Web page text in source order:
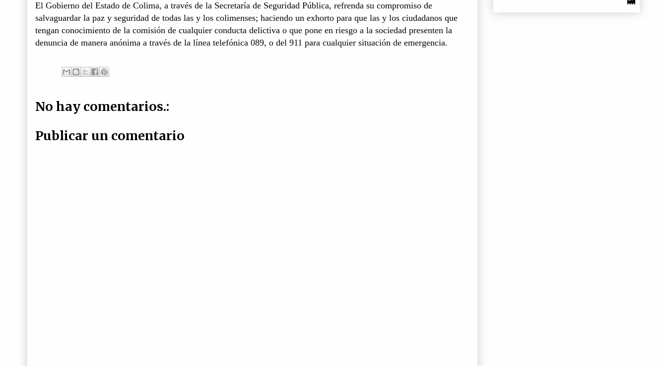
El Gobierno del Estado de Colima, a través de la Secretaría de Seguridad Pública, refrenda su compromiso de
salvaguardar la paz y seguridad de todas las y los colimenses; haciendo un exhorto para que las y los ciudadanos que
tengan conocimiento de la comisión de cualquier conducta delictiva o que pone en riesgo a la sociedad presenten la
denuncia de manera anónima a través de la línea telefónica 089, o del 911 para cualquier situación de emergencia.
No hay comentarios.:
Publicar un comentario